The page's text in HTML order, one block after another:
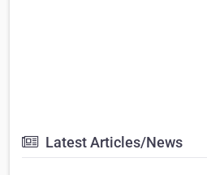
Latest Articles/News